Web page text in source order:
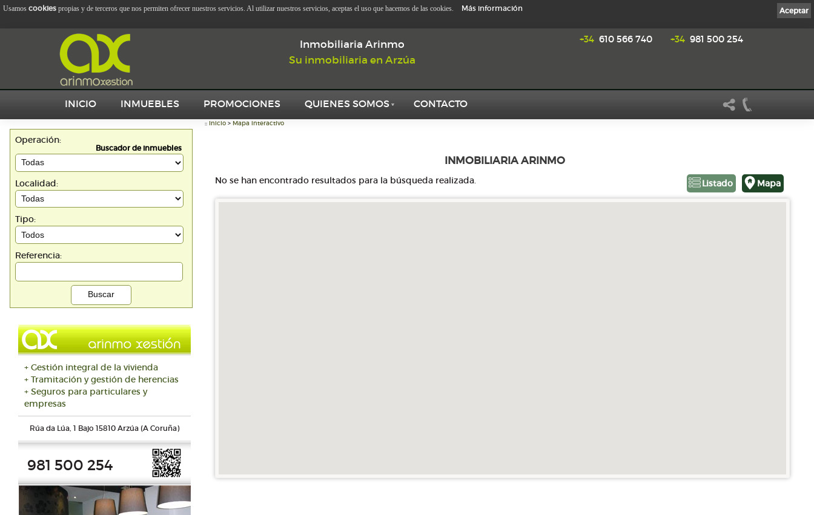
Inmobiliaria Arinmo
Su inmobiliaria en Arzúa
+34 981 500 254
+34 610 566 740
INICIO INMUEBLES PROMOCIONES QUIENES SOMOS CONTACTO
Buscador de inmuebles
Operación:
Localidad:
Tipo:
Referencia:
+ Gestión integral de la vivienda
+ Tramitación y gestión de herencias
+ Seguros para particulares y
empresas
Rúa da Lúa, 1 Bajo 15810 Arzúa (A Coruña)
981 500 254
:: Inicio > Mapa interactivo
INMOBILIARIA ARINMO
No se han encontrado resultados para la búsqueda realizada. Mapa
Listado
Aceptar
Usamos cookies propias y de terceros que nos permiten ofrecer nuestros servicios. Al utilizar nuestros servicios, aceptas el uso que hacemos de las cookies. Más información